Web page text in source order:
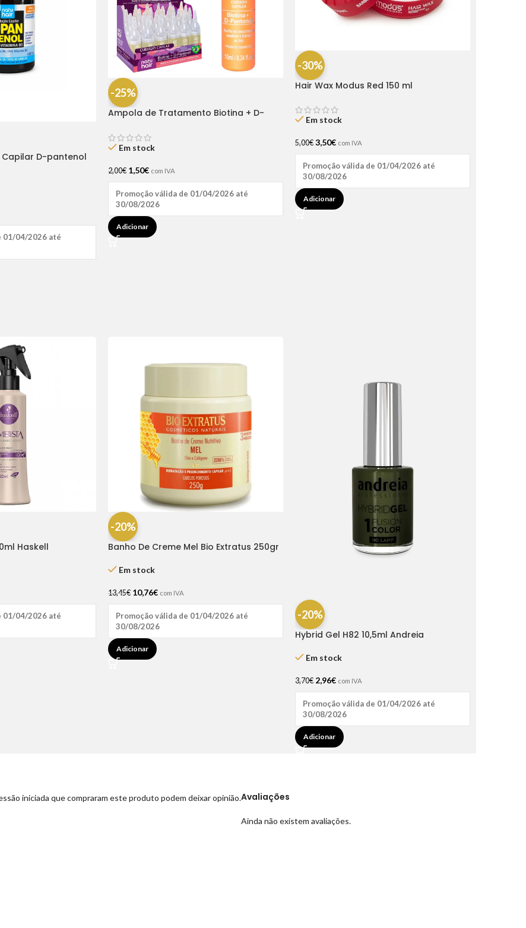
Capilar D-pantenol
01/04/2026 até
-25%
Ampola de Tratamento Biotina + D-
Em stock
2,00€ 1,50€ com IVA
Promoção válida de 01/04/2026 até
30/08/2026
Adicionar
-30%
Hair Wax Modus Red 150 ml
Em stock
5,00€ 3,50€ com IVA
Promoção válida de 01/04/2026 até
30/08/2026
Adicionar
Haskell
01/04/2026 até
-20%
Banho De Creme Mel Bio Extratus 250gr
Em stock
13,45€ 10,76€ com IVA
Promoção válida de 01/04/2026 até
30/08/2026
Adicionar
-20%
Hybrid Gel H82 10,5ml Andreia
Em stock
3,70€ 2,96€ com IVA
Promoção válida de 01/04/2026 até
30/08/2026
Adicionar
Avaliações
Ainda não existem avaliações.
iniciada que compraram este produto podem deixar opinião.